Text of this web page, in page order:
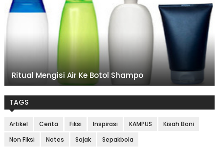
Ritual Mengisi Air Ke Botol Shampo
TAGS
Artikel Cerita Fiksi Inspirasi KAMPUS
Kisah Boni
Non Fiksi
Notes Sajak Sepakbola